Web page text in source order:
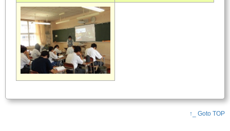
↑_ Goto TOP